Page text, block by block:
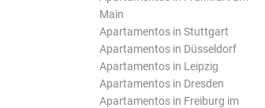
Main
Apartamentos in Stuttgart
Apartamentos in Düsseldorf
Apartamentos in Leipzig
Apartamentos in Dresden
Apartamentos in Freiburg im